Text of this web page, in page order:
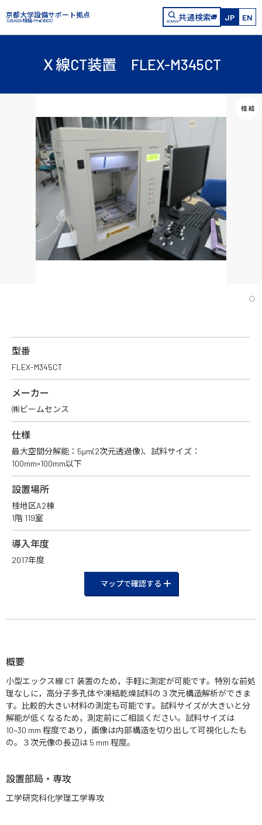
京都大学設備サポート拠点
（USACO/桂結/MaCBES） 共通検索 JP EN
Ｘ線CT装置 FLEX-M345CT
型番
FLEX-M345CT
メーカー
㈱ビームセンス
仕様
最大空間分解能：5µm(2次元透過像)、試料サイズ：
100mm×100mm以下
設置場所
桂地区A2棟
1階 119室
導入年度
2017年度
マップで確認する
概要
小型エックス線 CT 装置のため，手軽に測定が可能です。特別な前処
理なしに，高分子多孔体や凍結乾燥試料の３次元構造解析ができま
す。比較的大きい材料の測定も可能です。試料サイズが大きいと分
解能が低くなるため，測定前にご相談ください。試料サイズは
10~30 mm 程度であり，画像は内部構造を切り出して可視化したも
の。３次元像の長辺は 5 mm 程度。
設置部局・専攻
工学研究科化学理工学専攻